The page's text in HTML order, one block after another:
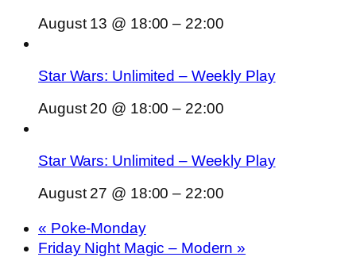
August 13 @ 18:00 – 22:00
Star Wars: Unlimited – Weekly Play
August 20 @ 18:00 – 22:00
Star Wars: Unlimited – Weekly Play
August 27 @ 18:00 – 22:00
« Poke-Monday
Friday Night Magic – Modern»